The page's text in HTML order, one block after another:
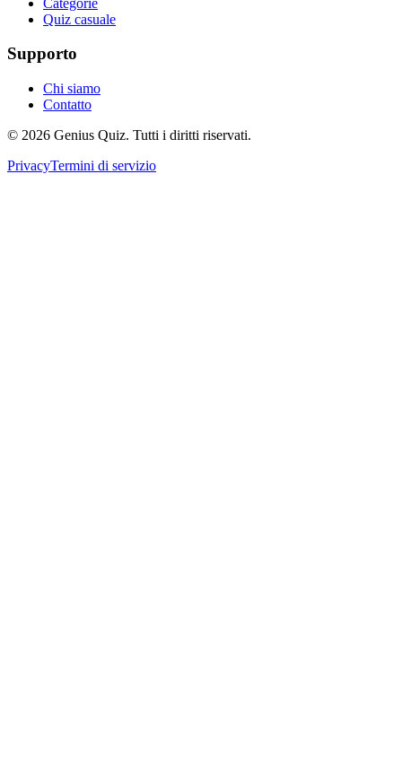
Quiz casuale
Supporto
Chi siamo
Contatto
© 2026 Genius Quiz. Tutti i diritti riservati.
PrivacyTermini di servizio